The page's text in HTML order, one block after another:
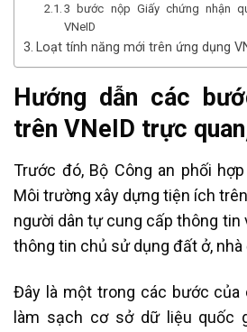
3 bước nộp Giấy chứng nhận
VNeID
Loạt tính năng mới trên ứng dụng
Hướng dẫn các
trên VNeID trực
Trước đó, Bộ Công an phối
Môi trường xây dựng tiện ích
người dân tự cung cấp thông tin
thông tin chủ sử dụng đất ở, nhà
Đây là một trong các bước của
làm sạch cơ sở dữ liệu quốc